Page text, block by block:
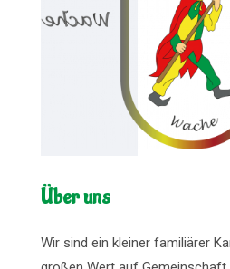
Über uns
Wir sind ein kleiner familiärer